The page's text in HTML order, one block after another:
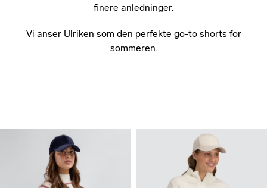
finere anledninger.
Vi anser Ulriken som den perfekte go-to shorts for
sommeren.